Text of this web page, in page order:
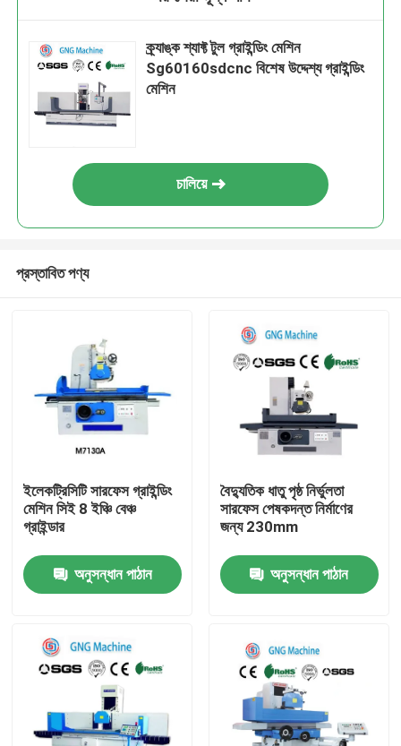
ভিডিও
ক্র্যাঙ্ক শ্যাফ্ট টুল গ্রাইন্ডিং মেশিন
Sg60160sdcnc বিশেষ উদ্দেশ্য গ্রাইন্ডিং
মেশিন
চালিয়ে
প্রস্তাবিত পণ্য
ইলেকট্রিসিটি সারফেস গ্রাইন্ডিং
মেশিন সিই 8 ইঞ্চি বেঞ্চ
গ্রাইন্ডার
অনুসন্ধান পাঠান
বৈদ্যুতিক ধাতু পৃষ্ঠ নির্ভুলতা
সারফেস পেষকদন্ত নির্মাণের
জন্য 230mm
অনুসন্ধান পাঠান